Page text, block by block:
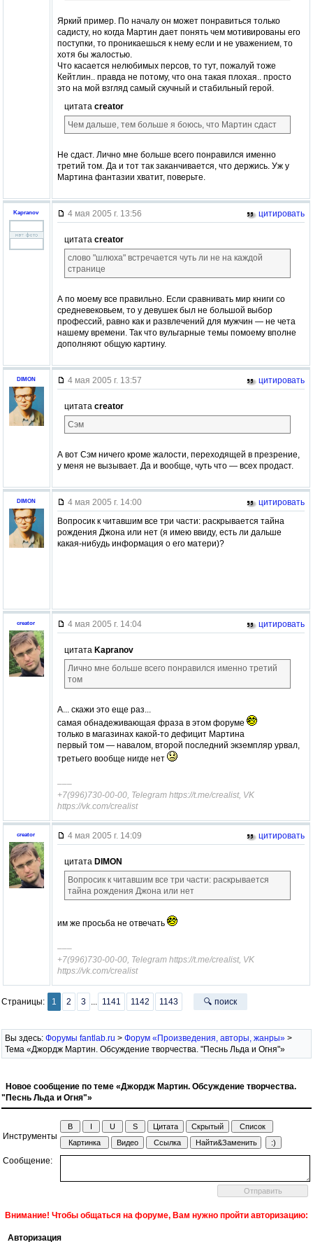
Яркий пример. По началу он может понравиться только
садисту, но когда Мартин дает понять чем мотивированы его
поступки, то проникаешься к нему если и не уважением, то
хотя бы жалостью.
Что касается нелюбимых персов, то тут, пожалуй тоже
Кейтлин.. правда не потому, что она такая плохая.. просто
это на мой взгляд самый скучный и стабильный герой.
цитата creator
Чем дальше, тем больше я боюсь, что Мартин сдаст
Не сдаст. Лично мне больше всего понравился именно
третий том. Да и тот так заканчивается, что держись. Уж у
Мартина фантазии хватит, поверьте.
Kapranov 4 мая 2005 г. 13:56 цитировать
цитата creator
слово "шлюха" встречается чуть ли не на каждой
странице
А по моему все правильно. Если сравнивать мир книги со
средневековьем, то у девушек был не большой выбор
профессий, равно как и развлечений для мужчин — не чета
нашему времени. Так что вульгарные темы помоему вполне
дополняют общую картину.
DIMON 4 мая 2005 г. 13:57 цитировать
цитата creator
Сэм
А вот Сэм ничего кроме жалости, переходящей в презрение,
у меня не вызывает. Да и вообще, чуть что — всех продаст.
DIMON 4 мая 2005 г. 14:00
цитировать
Вопросик к читавшим все три части: раскрывается тайна
рождения Джона или нет (я имею ввиду, есть ли дальше
какая-нибудь информация о его матери)?
creator 4 мая 2005 г. 14:04 цитировать
цитата Kapranov
Лично мне больше всего понравился именно третий
том
А... скажи это еще раз...
самая обнадеживающая фраза в этом форуме
только в магазинах какой-то дефицит Мартина
первый том — навалом, второй последний экземпляр урвал,
третьего вообще нигде нет
–––
+7(996)730-00-00, Telegram https://t.me/crealist, VK
https://vk.com/crealist
creator 4 мая 2005 г. 14:09 цитировать
цитата DIMON
Вопросик к читавшим все три части: раскрывается
тайна рождения Джона или нет
им же просьба не отвечать
–––
+7(996)730-00-00, Telegram https://t.me/crealist, VK
https://vk.com/crealist
Страницы: 1 2 3 ... 1141 1142 1143 🔍 поиск
Вы здесь: Форумы fantlab.ru > Форум «Произведения, авторы, жанры» >
Тема «Джордж Мартин. Обсуждение творчества. "Песнь Льда и Огня"»
Новое сообщение по теме «Джордж Мартин. Обсуждение творчества.
"Песнь Льда и Огня"»
Инструменты
Сообщение:
Внимание! Чтобы общаться на форуме, Вам нужно пройти авторизацию:
Авторизация